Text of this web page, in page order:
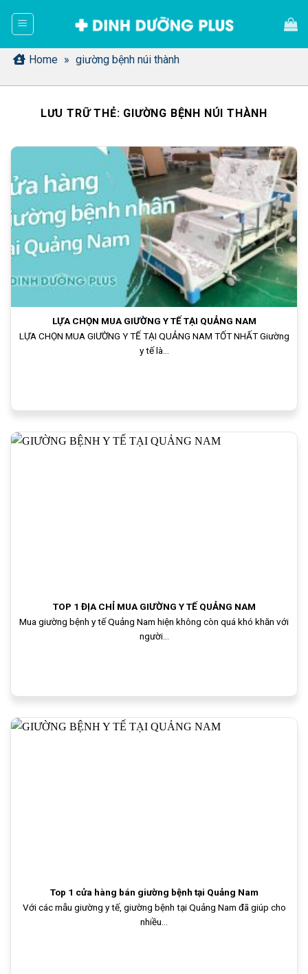
dung Home » giường bệnh núi thành
LƯU TRỮ THẺ: GIƯỜNG BỆNH NÚI THÀNH
LỰA CHỌN MUA GIƯỜNG Y TẾ TẠI QUẢNG NAM
LỰA CHỌN MUA GIƯỜNG Y TẾ TẠI QUẢNG NAM TỐT NHẤT Giường
y tế là...
TOP 1 ĐỊA CHỈ MUA GIƯỜNG Y TẾ QUẢNG NAM
Mua giường bệnh y tế Quảng Nam hiện không còn quá khó khăn với
người...
Top 1 cửa hàng bán giường bệnh tại Quảng Nam
Với các mẫu giường y tế, giường bệnh tại Quảng Nam đã giúp cho
nhiều...